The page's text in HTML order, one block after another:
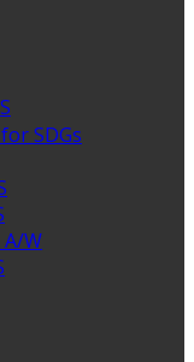
SDGs
A/W